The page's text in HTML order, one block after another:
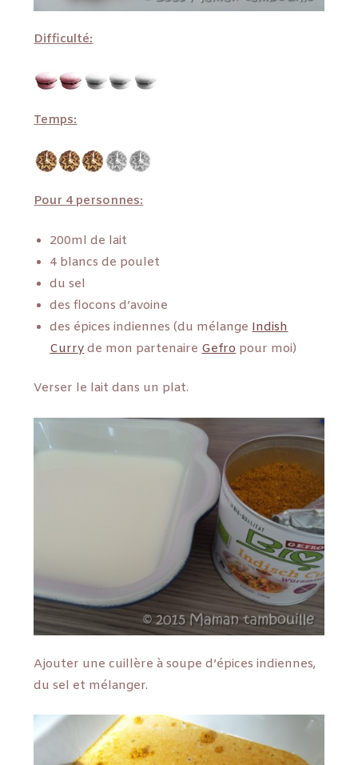
Difficulté:
Temps:
Pour 4 personnes:
200ml de lait
4 blancs de poulet
du sel
des flocons d’avoine
des épices indiennes (du mélange Indish
Curry de mon partenaire Gefro pour moi)
Verser le lait dans un plat.
Ajouter une cuillère à soupe d’épices indiennes,
du sel et mélanger.